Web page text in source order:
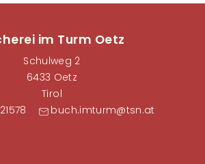
im Turm Oetz
Schulweg 2
6433 Oetz
Tirol
buch.imturm@tsn.at